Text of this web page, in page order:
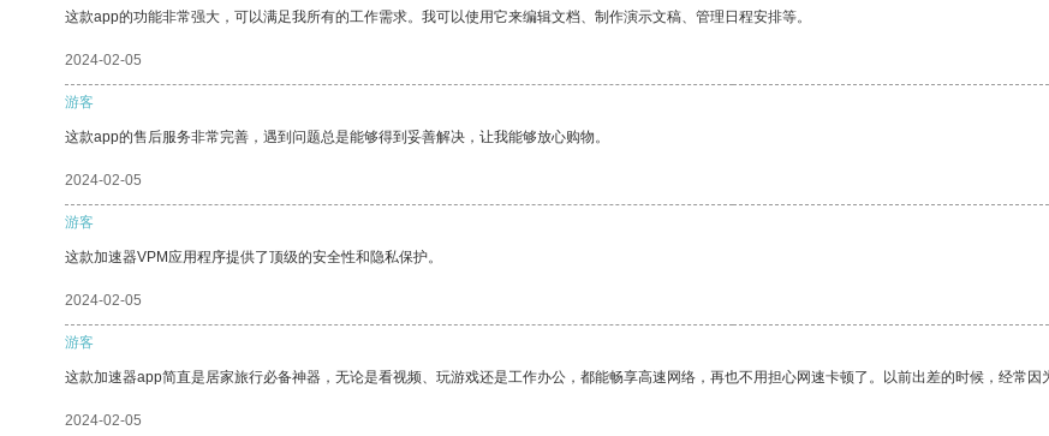
这款app的功能非常强大，可以满足我所有的工作需求。我可以使用它来编辑文档、制作演示文稿、管理日程安排等。
2024-02-05
游客
这款app的售后服务非常完善，遇到问题总是能够得到妥善解决，让我能够放心购物。
2024-02-05
游客
这款加速器VPM应用程序提供了顶级的安全性和隐私保护。
2024-02-05
游客
这款加速器app简直是居家旅行必备神器，无论是看视频、玩游戏还是工作办公，都能畅享高速网络，再也不用担心网速卡顿了。以前出差的时候，经常
2024-02-05